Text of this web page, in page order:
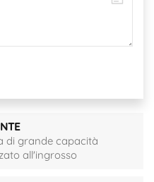
di grande capacità
all'ingrosso